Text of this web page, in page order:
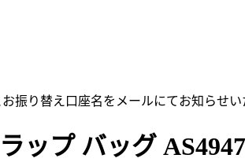
り替え口座名をメールにてお知らせい
プ バッグ AS4947